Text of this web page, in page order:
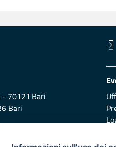
- 70121 Bari
Bari